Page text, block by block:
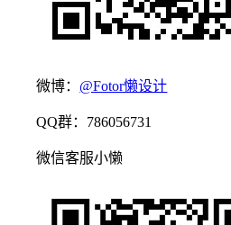
微博： @Fotor懒设计
QQ群：786056731
微信客服小懒